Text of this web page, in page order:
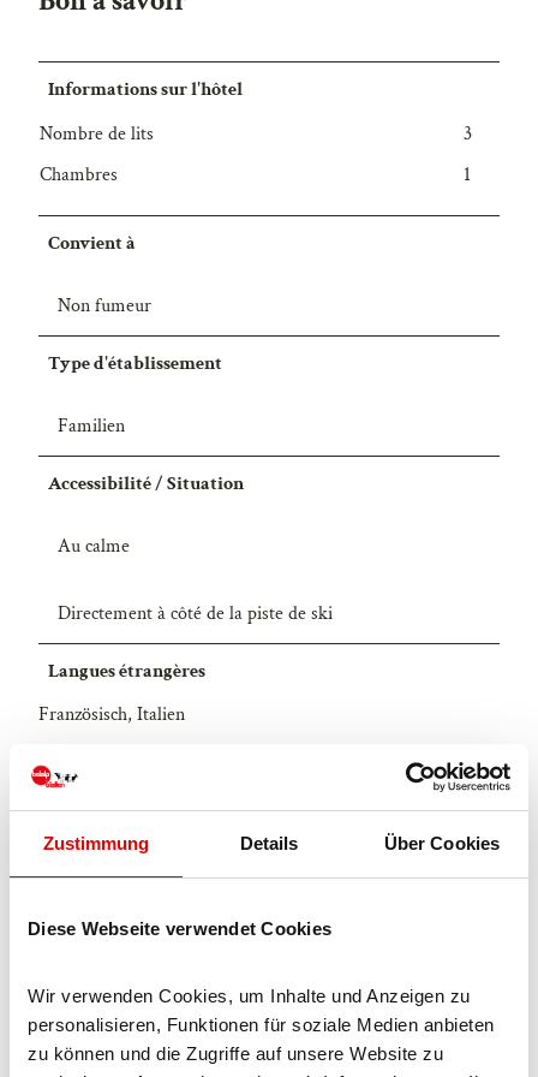
Zustimmung Details Über Cookies
Diese Webseite verwendet Cookies
Wir verwenden Cookies, um Inhalte und Anzeigen zu
personalisieren, Funktionen für soziale Medien anbieten
zu können und die Zugriffe auf unsere Website zu
Informations sur l'hôtel
Nombre de lits
3
Chambres
1
Convient à
Non fumeur
Type d'établissement
Familien
Accessibilité / Situation
Au calme
Directement à côté de la piste de ski
Langues étrangères
Französisch, Italien
Installations de l'établissement
Dépôt à skis
Informations supplémentaires
Dans le prix locatif inclus: chauffage, éléctricité, eau, linge,